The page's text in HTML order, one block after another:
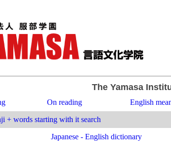
The Yamasa
On reading English
+ words starting with it search
Japanese - English dictionary